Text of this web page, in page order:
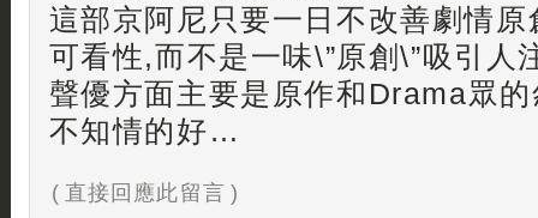
這部京阿尼只要一日不改善劇情
可看性,而不是一味\”原創\”吸引人
聲優方面主要是原作和Drama眾
不知情的好…
( 直接回應此留言 )